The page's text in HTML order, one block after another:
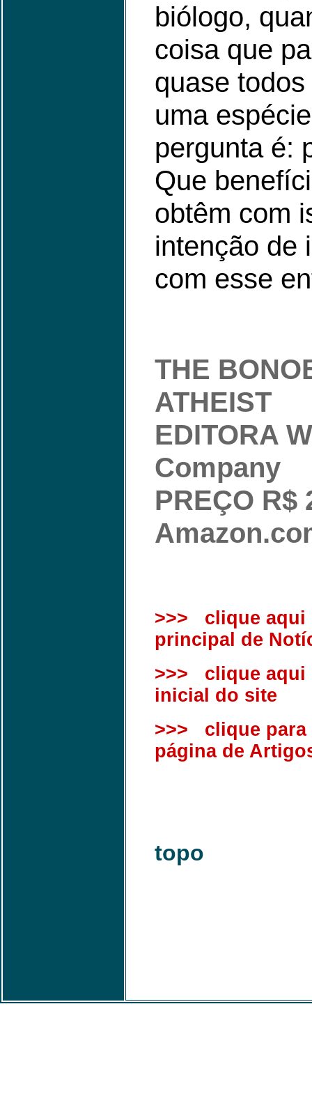
biólogo,
coisa que
quase
uma
pergunta é:
Que
obtêm com
intenção de
com esse
THE
ATHEIST
EDITORA
Company
PREÇO R$
>>> clique aqui
principal de
>>> clique aqui
inicial do site
>>> clique para
página de
topo